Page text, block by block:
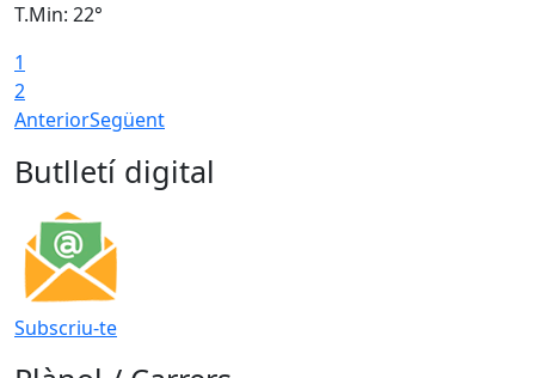
T.Min: 22°
1
2
AnteriorSegüent
Butlletí digital
Subscriu-te